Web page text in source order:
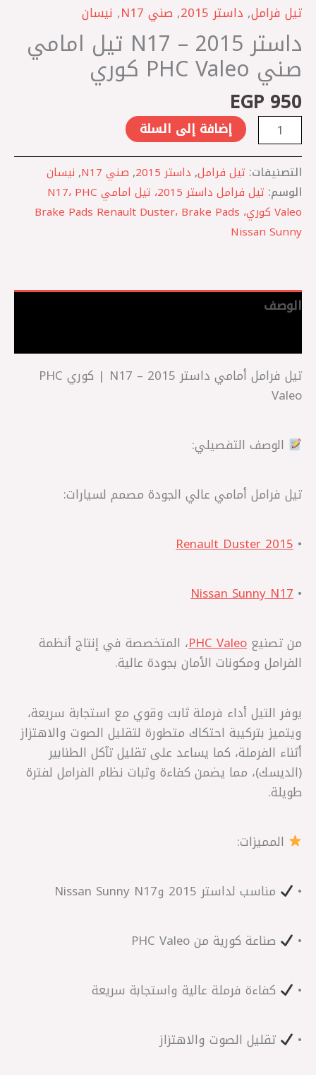
تيل فرامل, داستر 2015 , صني N17 , نيسان
داستر 2015 – N17 تيل امامي
صني PHC Valeo كوري
EGP 950
إضافة إلى السلة
التصنيفات: تيل فرامل, داستر 2015 , صني N17 , نيسان
الوسم:
تيل فرامل داستر 2015، تيل امامي N17، PHC
Valeo كوري، Brake Pads Renault Duster، Brake Pads
Nissan Sunny
الوصف
تيل فرامل أمامي داستر 2015 – N17 | كوري PHC
Valeo
الوصف التفصيلي:
تيل فرامل أمامي عالي الجودة مصمم لسيارات:
•
Renault Duster 2015
•
Nissan Sunny N17
من تصنيع PHC Valeo، المتخصصة في إنتاج أنظمة
الفرامل ومكونات الأمان بجودة عالية.
يوفر التيل أداء فرملة ثابت وقوي مع استجابة سريعة،
ويتميز بتركيبة احتكاك متطورة لتقليل الصوت والاهتزاز
أثناء الفرملة، كما يساعد على تقليل تآكل الطنابير
(الديسك)، مما يضمن كفاءة وثبات نظام الفرامل لفترة
طويلة.
المميزات:
• مناسب لداستر 2015 وNissan Sunny N17
• صناعة كورية من PHC Valeo
• كفاءة فرملة عالية واستجابة سريعة
• تقليل الصوت والاهتزاز